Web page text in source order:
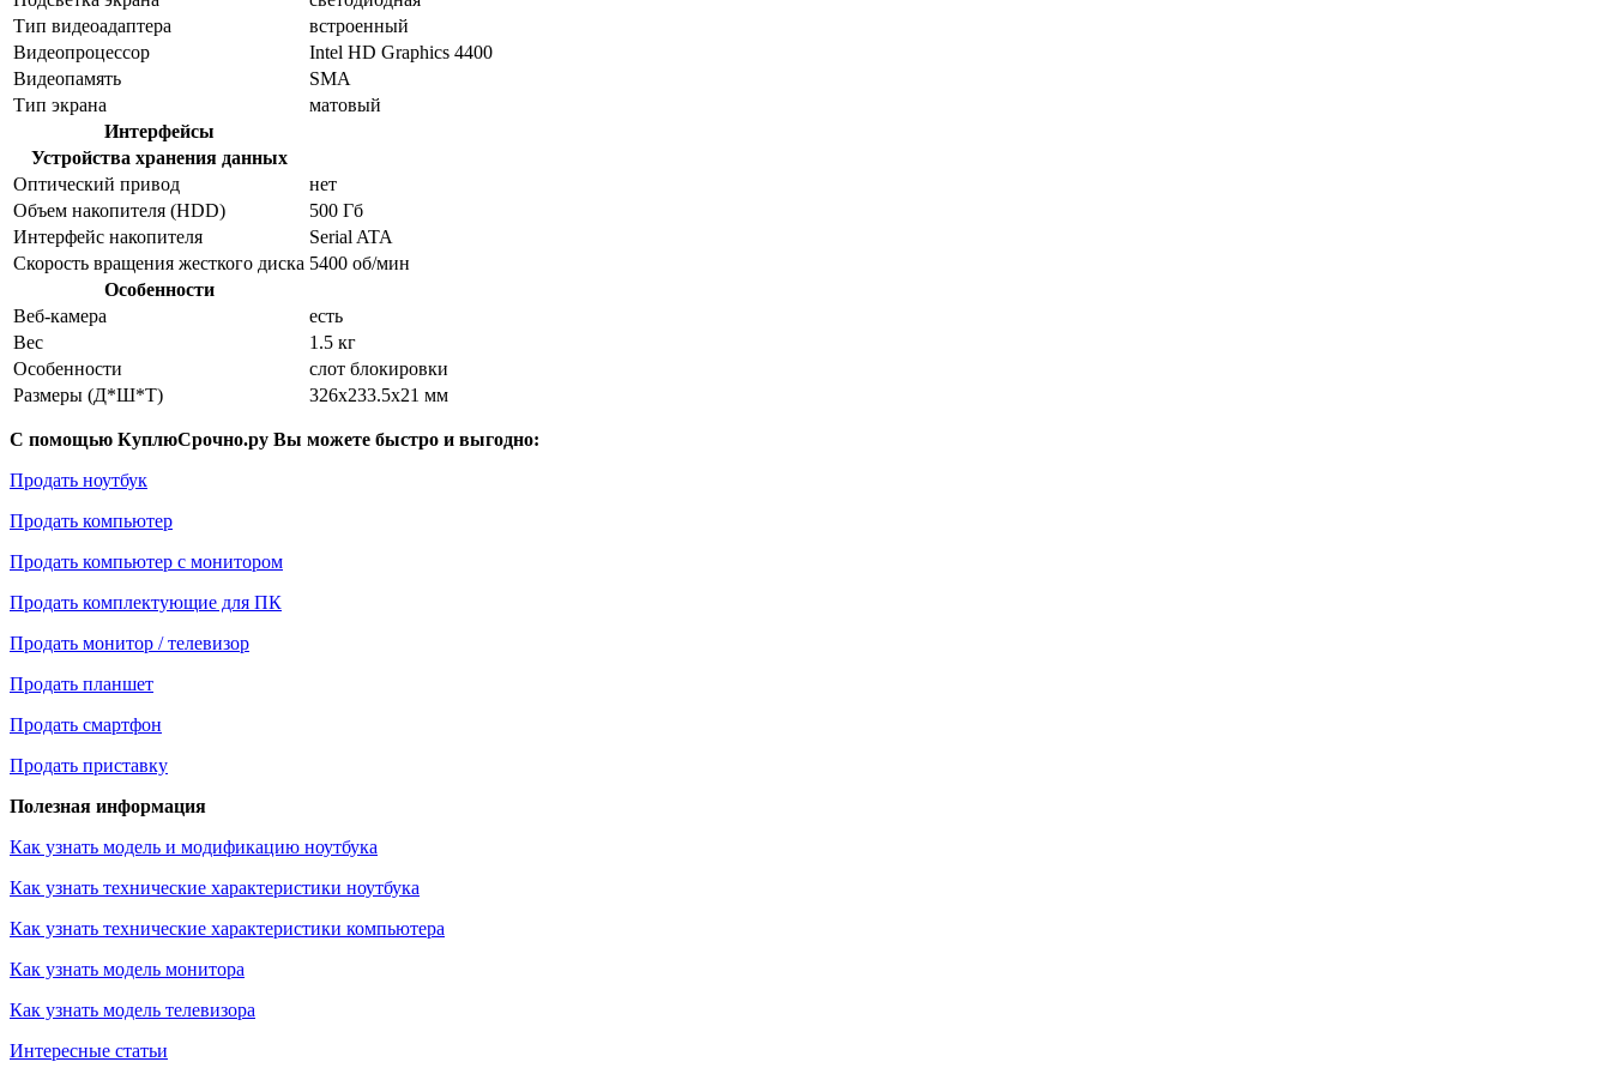
Тип видеоадаптера
встроенный
Видеопроцессор
Intel HD Graphics 4400
Видеопамять
SMA
Тип экрана
матовый
Интерфейсы
Устройства хранения данных
Оптический привод
нет
Объем накопителя (HDD)
500 Гб
Интерфейс накопителя
Serial ATA
Скорость вращения жесткого диска 5400 об/мин
Особенности
Веб-камера
есть
Вес
1.5 кг
Особенности
слот блокировки
Размеры (Д*Ш*Т)
326x233.5x21 мм
С помощью КуплюСрочно.ру Вы можете быстро и выгодно:
Продать ноутбук
Продать компьютер
Продать компьютер с монитором
Продать комплектующие для ПК
Продать монитор / телевизор
Продать планшет
Продать смартфон
Продать приставку
Полезная информация
Как узнать модель и модификацию ноутбука
Как узнать технические характеристики ноутбука
Как узнать технические характеристики компьютера
Как узнать модель монитора
Как узнать модель телевизора
Интересные статьи